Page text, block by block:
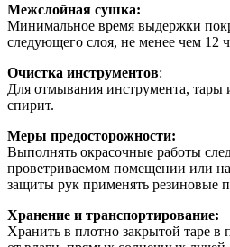
Межслойная сушка:
Минимальное время выдержки
следующего слоя, не менее чем 12
Очистка инструментов:
Для отмывания инструмента, тары
спирит.
Меры предосторожности:
Выполнять окрасочные работы
проветриваемом помещении или
защиты рук применять резиновые
Хранение и транспортирование:
Хранить в плотно закрытой таре в